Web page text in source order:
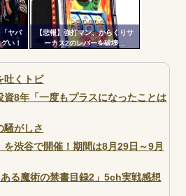
ヤバ
い！
【悲報】強打マン、からくりサ
ーカス2のレバーを破壊…
吐くトピ
資8年「一度もプラスになったことは
騒がしさ
渋谷で開催！期間は8月29日～9月
ある魔術の禁書目録2」5ch実戦感想